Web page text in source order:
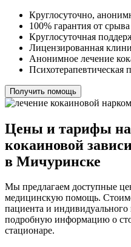
Круглосуточно,
100% гарантия от срыва
Круглосуточная
Лицензированная
Анонимное лечение
Психотерапевтическая
Получить помощь
Цены и тарифы на
кокаиновой
в Мичуринске
Мы предлагаем доступные
медицинскую помощь.
пациента и индивидуального
подробную информацию о
стационаре.